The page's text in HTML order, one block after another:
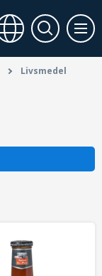
Livsmedel